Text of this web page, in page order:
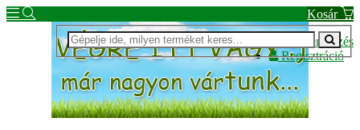
Kosár
Bejelentkezés
Regisztráció